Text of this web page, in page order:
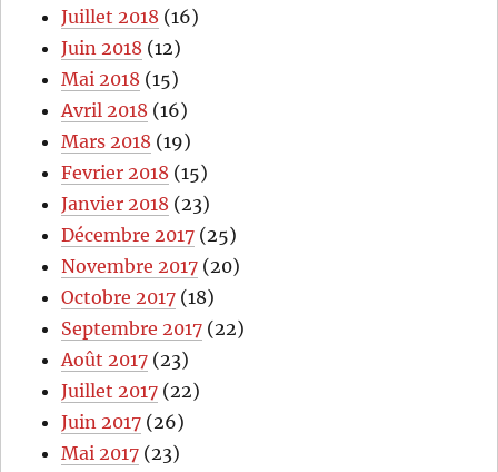
Juillet 2018 (16)
Juin 2018 (12)
Mai 2018 (15)
Avril 2018 (16)
Mars 2018 (19)
Fevrier 2018 (15)
Janvier 2018 (23)
Décembre 2017 (25)
Novembre 2017 (20)
Octobre 2017 (18)
Septembre 2017 (22)
Août 2017 (23)
Juillet 2017 (22)
Juin 2017 (26)
Mai 2017 (23)